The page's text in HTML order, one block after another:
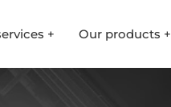
+ Our products +